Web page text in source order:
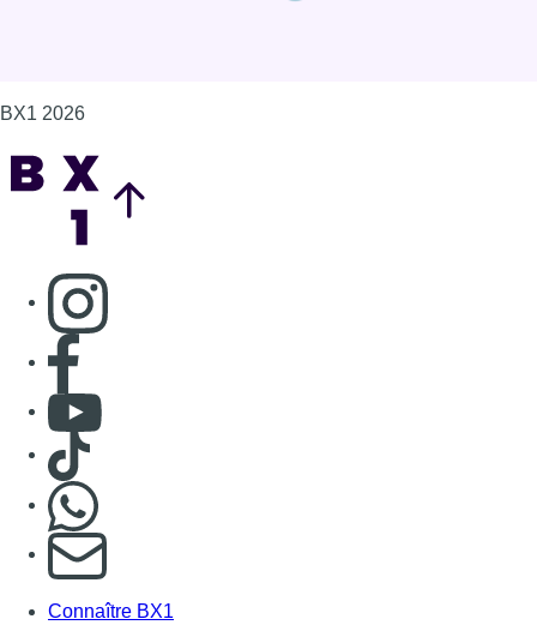
BX1 2026
Consulter page Instagram
Consulter page Facebook
Consulter Youtube
Consulter TikTok
S'abonner à notre newsletter
Connaître BX1